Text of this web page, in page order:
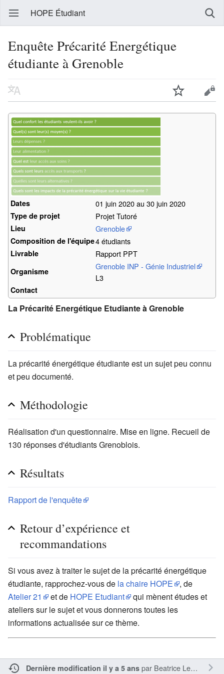
HOPE Étudiant
Enquête Précarité Energétique
étudiante à Grenoble
Dates 01 juin 2020 au 30 juin 2020
Type de projet Projet Tutoré
Lieu Grenoble
Composition de l'équipe4 étudiants
Livrable Rapport PPT
Organisme
Grenoble INP - Génie Industriel
L3
Contact
La Précarité Energétique Etudiante à Grenoble
Problématique
La précarité énergétique étudiante est un sujet peu connu
et peu documenté.
Méthodologie
Réalisation d'un questionnaire. Mise en ligne. Recueil de
130 réponses d'étudiants Grenoblois.
Résultats
Rapport de l'enquête
Retour d’expérience et
recommandations
Si vous avez à traiter le sujet de la précarité énergétique
étudiante, rapprochez-vous de la chaire HOPE
, de
Atelier 21
et de HOPE Etudiant
qui mènent études et
ateliers sur le sujet et vous donnerons toutes les
informations actualisée sur ce thème.
Dernière modification il y a 5 anspar Beatrice LeMoing